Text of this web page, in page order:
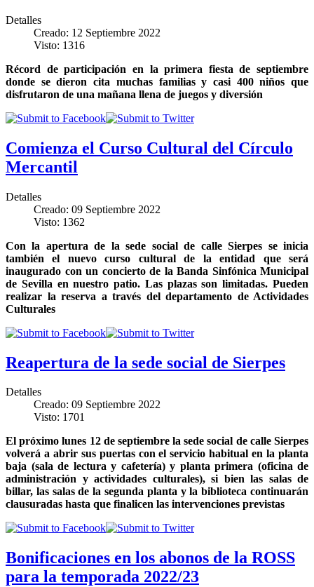
Detalles
Creado: 12 Septiembre 2022
Visto: 1316
Récord de participación en la primera fiesta de septiembre
donde se dieron cita muchas familias y casi 400 niños que
disfrutaron de una mañana llena de juegos y diversión
Comienza el Curso Cultural del Círculo
Mercantil
Detalles
Creado: 09 Septiembre 2022
Visto: 1362
Con la apertura de la sede social de calle Sierpes se inicia
también el nuevo curso cultural de la entidad que será
inaugurado con un concierto de la Banda Sinfónica Municipal
de Sevilla en nuestro patio. Las plazas son limitadas. Pueden
realizar la reserva a través del departamento de Actividades
Culturales
Reapertura de la sede social de Sierpes
Detalles
Creado: 09 Septiembre 2022
Visto: 1701
El próximo lunes 12 de septiembre la sede social de calle Sierpes
volverá a abrir sus puertas con el servicio habitual en la planta
baja (sala de lectura y cafetería) y planta primera (oficina de
administración y actividades culturales), si bien las salas de
billar, las salas de la segunda planta y la biblioteca continuarán
clausuradas hasta que finalicen las intervenciones previstas
Bonificaciones en los abonos de la ROSS
para la temporada 2022/23